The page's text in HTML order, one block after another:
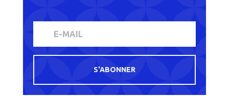
S'ABONNER